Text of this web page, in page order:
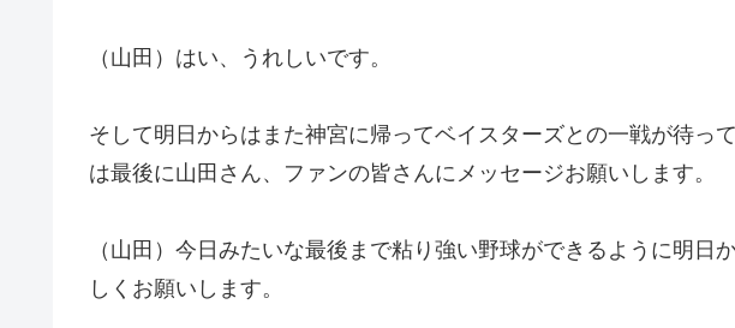
（山田）はい、うれしいです。
そして明日からはまた神宮に帰ってベイスターズとの一戦が待っ
は最後に山田さん、ファンの皆さんにメッセージお願いします。
（山田）今日みたいな最後まで粘り強い野球ができるように明日
しくお願いします。